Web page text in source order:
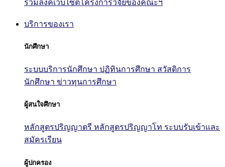
รวมลิงค์เว็บไซต์โครงการวิจัยของคณะฯ
บริการของเรา
นักศึกษา
ระบบบริการนักศึกษา ปฏิทินการศึกษา สวัสดิการ
นักศึกษา ข่าวทุนการศึกษา
ผู้สนใจศึกษา
หลักสูตรปริญญาตรี หลักสูตรปริญญาโท ระบบรับเข้าและ
สมัครเรียน
ผู้ปกครอง